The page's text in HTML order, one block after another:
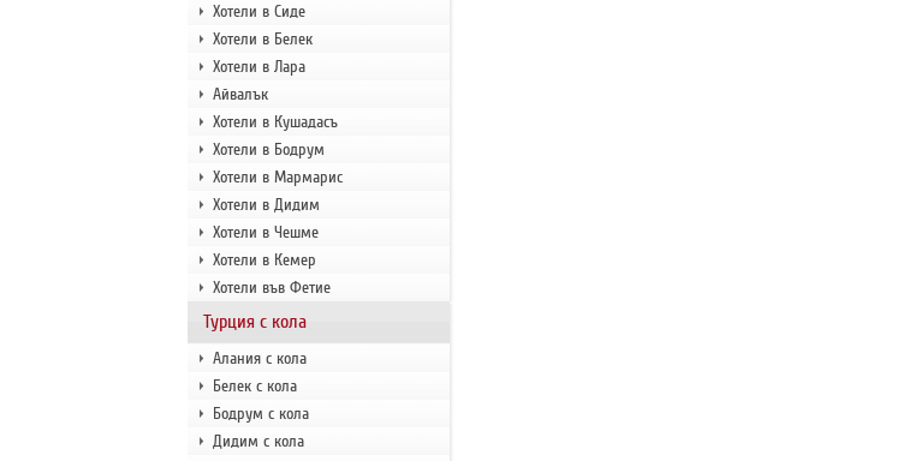
Хотели в Сиде
Хотели в Белек
Хотели в Лара
Айвалък
Хотели в Кушадасъ
Хотели в Бодрум
Хотели в Мармарис
Хотели в Дидим
Хотели в Чешме
Хотели в Кемер
Хотели във Фетие
Турция с кола
Алания с кола
Белек с кола
Бодрум с кола
Дидим с кола